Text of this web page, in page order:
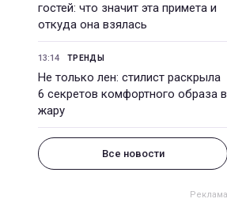
гостей: что значит эта примета и
откуда она взялась
13:14 ТРЕНДЫ
Не только лен: стилист раскрыла
6 секретов комфортного образа в
жару
Все новости